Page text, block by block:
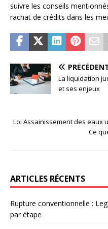
suivre les conseils
rachat de crédits dans les
La liquidation
et ses enjeux
Loi Assainissement des eaux
Ce
ARTICLES RÉCENTS
Rupture conventionnelle :
par étape